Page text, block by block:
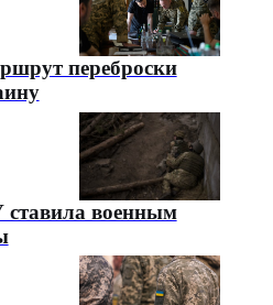
переброски
военным